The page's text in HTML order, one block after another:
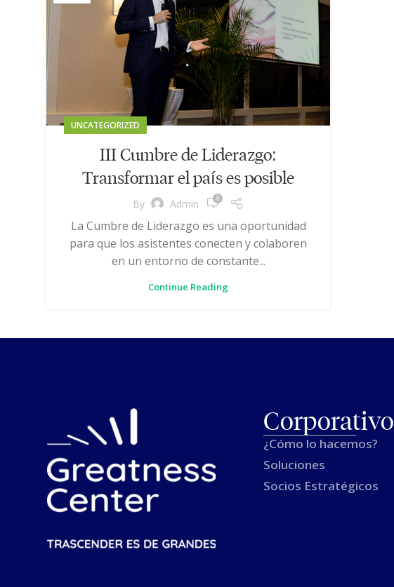
UNCATEGORIZED
III Cumbre de Liderazgo:
Transformar el país es posible
By Admin 0
La Cumbre de Liderazgo es una oportunidad
para que los asistentes conecten y colaboren
en un entorno de constante...
Continue Reading
Corporativo
¿Cómo lo hacemos?
Soluciones
Socios Estratégicos